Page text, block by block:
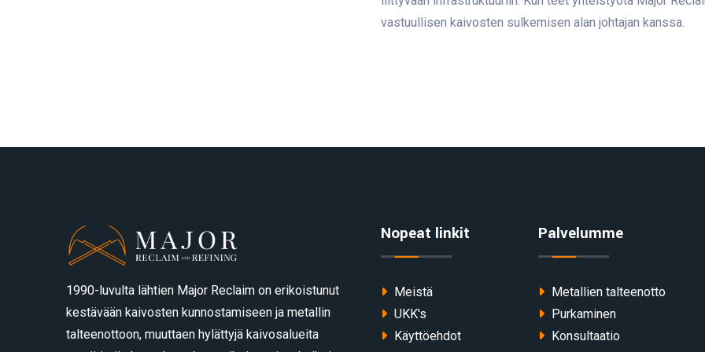
vastuullisen kaivosten sulkemisen alan johtajan kanssa.
1990-luvulta lähtien Major Reclaim on erikoistunut
kestävään kaivosten kunnostamiseen ja metallin
talteenottoon, muuttaen hylättyjä kaivosalueita
Nopeat linkit
Meistä
UKK's
Käyttöehdot
Palvelumme
Metallien talteenotto
Purkaminen
Konsultaatio